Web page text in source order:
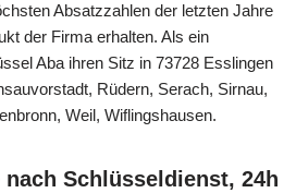
Absatzzahlen der letzten Jahre
der Firma erhalten. Als ein
Aba ihren Sitz in 73728 Esslingen
Rüdern, Serach, Sirnau,
Weil, Wiflingshausen.
nach Schlüsseldienst, 24h